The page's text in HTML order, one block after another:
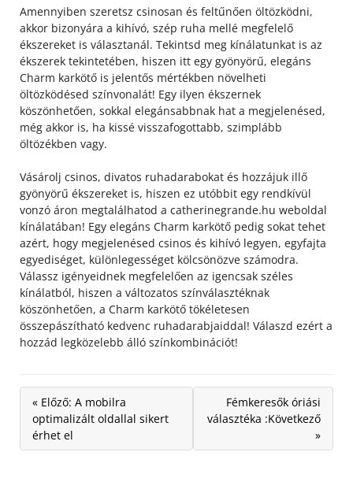
Amennyiben szeretsz csinosan és feltűnően öltözködni,
akkor bizonyára a kihívó, szép ruha mellé megfelelő
ékszereket is választanál. Tekintsd meg kínálatunkat is az
ékszerek tekintetében, hiszen itt egy gyönyörű, elegáns
Charm karkötő is jelentős mértékben növelheti
öltözködésed színvonalát! Egy ilyen ékszernek
köszönhetően, sokkal elegánsabbnak hat a megjelenésed,
még akkor is, ha kissé visszafogottabb, szimplább
öltözékben vagy.
Vásárolj csinos, divatos ruhadarabokat és hozzájuk illő
gyönyörű ékszereket is, hiszen ez utóbbit egy rendkívül
vonzó áron megtalálhatod a catherinegrande.hu weboldal
kínálatában! Egy elegáns Charm karkötő pedig sokat tehet
azért, hogy megjelenésed csinos és kihívó legyen, egyfajta
egyediséget, különlegességet kölcsönözve számodra.
Válassz igényeidnek megfelelően az igencsak széles
kínálatból, hiszen a változatos színválasztéknak
köszönhetően, a Charm karkötő tökéletesen
összepászítható kedvenc ruhadarabjaiddal! Válaszd ezért a
hozzád legközelebb álló színkombinációt!
« Előző: A mobilra
optimalizált oldallal sikert
érhet el
Fémkeresők óriási
választéka :Következő
»